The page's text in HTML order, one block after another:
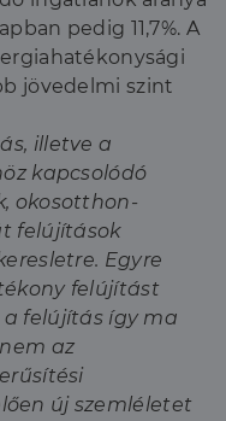
pedig 11,7%. A
jövedelmi szint
illetve a
kapcsolódó
okosotthon-
felújítások
Egyre
felújítást
felújítás így ma
az
új szemléletet